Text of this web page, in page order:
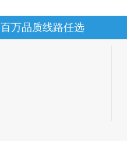
百万品质线路任选